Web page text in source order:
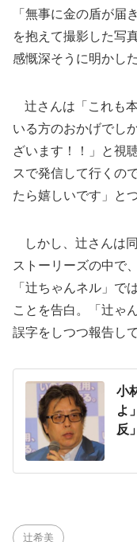
「無事に金の盾が届
を抱えて撮影した写
感慨深そうに明かした
辻さんは「これも
いる方のおかげでし
ざいます！！」と視
スで発信して行くの
たら嬉しいです」と
しかし、辻さんは
ストーリーズの中で
「辻ちゃんネル」で
ことを告白。「辻ゃ
誤字をしつつ報告して
小
よ
反
辻希美